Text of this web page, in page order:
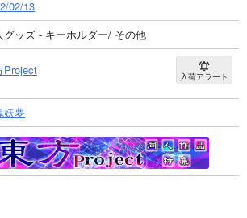
02/13
グッズ - キーホルダー/ その他
Project 入荷アラート
妖夢